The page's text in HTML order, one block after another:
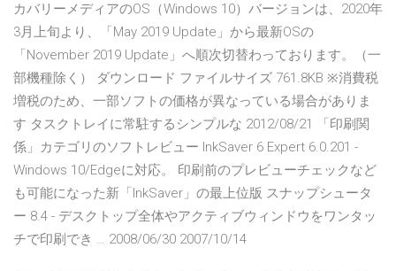
カバリーメディアのOS（Windows 10）バージョンは、2020年
3月上旬より、「May 2019 Update」から最新OSの
「November 2019 Update」へ順次切替わっております。（一
部機種除く） ダウンロード ファイルサイズ 761.8KB ※消費税
増税のため、一部ソフトの価格が異なっている場合がありま
す タスクトレイに常駐するシンプルな 2012/08/21 「印刷関
係」カテゴリのソフトレビュー InkSaver 6 Expert 6.0.201 -
Windows 10/Edgeに対応。 印刷前のプレビューチェックなど
も可能になった新「InkSaver」の最上位版 スナップシュータ
ー 8.4 - デスクトップ全体やアクティブウィンドウをワンタッ
チで印刷でき … 2008/06/30 2007/10/14